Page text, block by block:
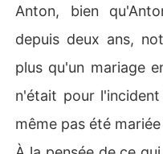
Anton, bien
depuis deux ans,
plus qu'un mariage
n'était pour
même pas été